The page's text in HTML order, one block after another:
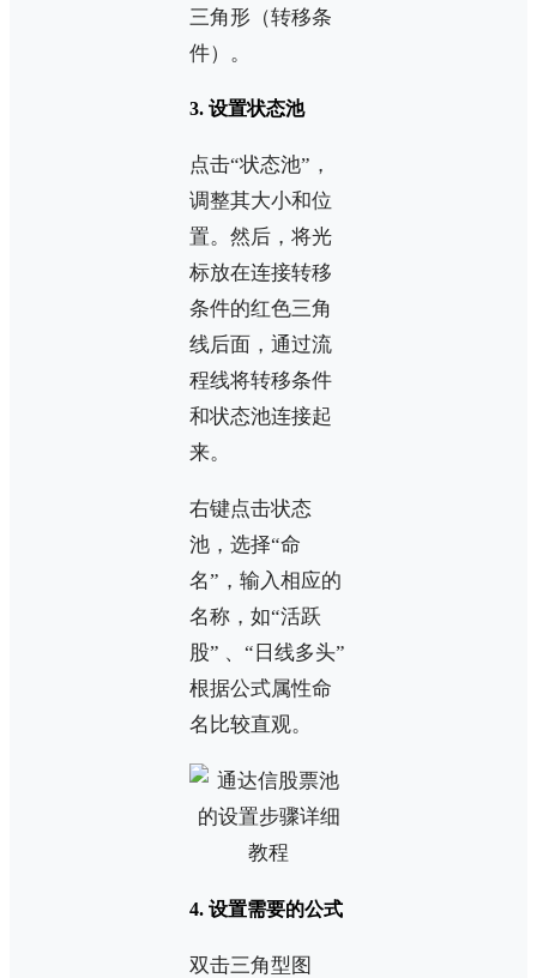
三角形（转移条
件）。
3. 设置状态池
点击“状态池”，
调整其大小和位
置。然后，将光
标放在连接转移
条件的红色三角
线后面，通过流
程线将转移条件
和状态池连接起
来。
右键点击状态
池，选择“命
名”，输入相应的
名称，如“活跃
股” 、“日线多头”
根据公式属性命
名比较直观。
4. 设置需要的公式
双击三角型图